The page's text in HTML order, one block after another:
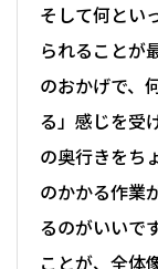
そして何とい
られることが
のおかげで、
る」感じを受
の奥行きをち
のかかる作業
るのがいいで
ことが、全体